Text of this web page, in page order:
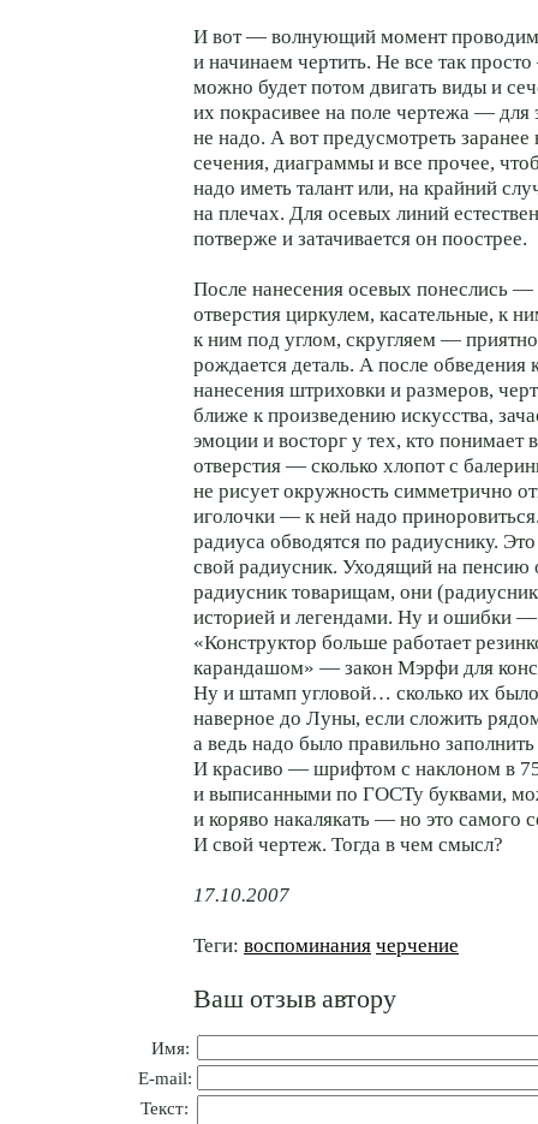
И вот — волнующий момент проводим
и начинаем чертить. Не все так
можно будет потом двигать виды и
их покрасивее на поле чертежа — для
не надо. А вот предусмотреть заранее
сечения, диаграммы и все прочее,
надо иметь талант или, на крайний
на плечах. Для осевых линий
потверже и затачивается он поострее.
После нанесения осевых понеслись
отверстия циркулем, касательные, к
к ним под углом, скругляем — приятно
рождается деталь. А после обведения
нанесения штриховки и размеров,
ближе к произведению искусства,
эмоции и восторг у тех, кто понимает
отверстия — сколько хлопот с
не рисует окружность симметрично
иголочки — к ней надо
радиуса обводятся по радиуснику.
свой радиусник. Уходящий на пенсию
радиусник товарищам, они
историей и легендами. Ну и ошибки —
«Конструктор больше работает
карандашом» — закон Мэрфи для
Ну и штамп угловой… сколько их
наверное до Луны, если сложить
а ведь надо было правильно
И красиво — шрифтом с наклоном в
и выписанными по ГОСТу буквами,
и коряво накалякать — но это самого
И свой чертеж. Тогда в чем смысл?
17.10.2007
Теги: воспоминания черчение
Ваш отзыв автору
Имя:
E-mail:
Текст: